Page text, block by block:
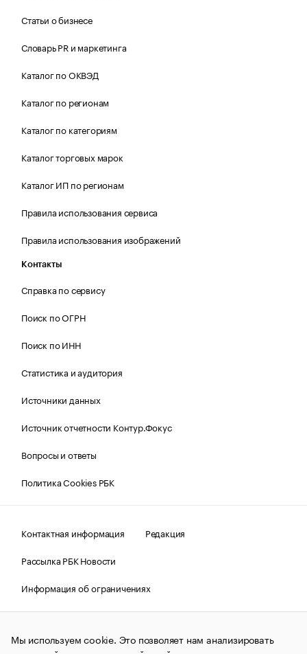
Статьи о бизнесе
Словарь PR и маркетинга
Каталог по ОКВЭД
Каталог по регионам
Каталог по категориям
Каталог торговых марок
Каталог ИП по регионам
Правила использования сервиса
Правила использования изображений
Контакты
Справка по сервису
Поиск по ОГРН
Поиск по ИНН
Статистика и аудитория
Источники данных
Источник отчетности Контур.Фокус
Вопросы и ответы
Политика Cookies РБК
Контактная информация
Редакция
Рассылка РБК Новости
Информация об ограничениях
Правовая информация
О соблюдении авторских прав
© АО «РОСБИЗНЕСКОНСАЛТИНГ»,1995–2026.Сообщения
Мы используем cookie. Это позволяет нам анализировать